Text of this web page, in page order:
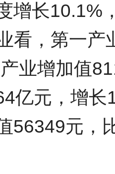
增长10.1%
看，第一产
业增加值
亿元，增
56349元，